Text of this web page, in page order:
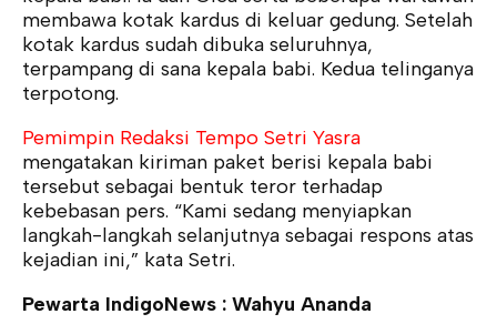
membawa kotak kardus di keluar gedung. Setelah
kotak kardus sudah dibuka seluruhnya,
terpampang di sana kepala babi. Kedua telinganya
terpotong.
Pemimpin Redaksi Tempo Setri Yasra
mengatakan kiriman paket berisi kepala babi
tersebut sebagai bentuk teror terhadap
kebebasan pers. “Kami sedang menyiapkan
langkah-langkah selanjutnya sebagai respons atas
kejadian ini,” kata Setri.
Pewarta IndigoNews : Wahyu Ananda